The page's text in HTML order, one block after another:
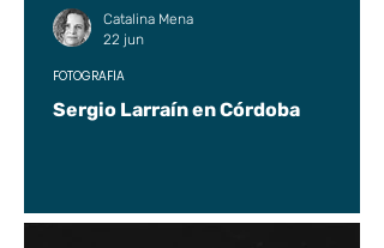
Sergio Larraín en Córdoba
FOTOGRAFÍA
Catalina Mena
22 jun